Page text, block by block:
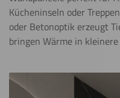
Kücheninseln oder
oder Betonoptik erzeugt
bringen Wärme in kleinere